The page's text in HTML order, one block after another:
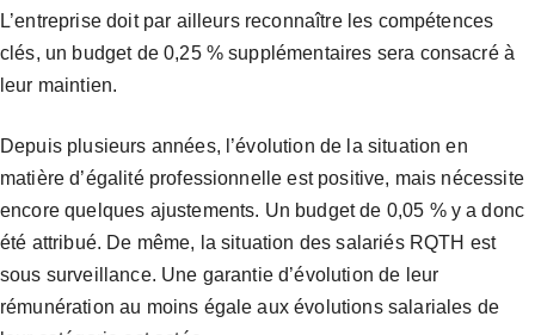
L’entreprise doit par ailleurs reconnaître les compétences
clés, un budget de 0,25 % supplémentaires sera consacré à
leur maintien.
Depuis plusieurs années, l’évolution de la situation en
matière d’égalité professionnelle est positive, mais nécessite
encore quelques ajustements. Un budget de 0,05 % y a donc
été attribué. De même, la situation des salariés RQTH est
sous surveillance. Une garantie d’évolution de leur
rémunération au moins égale aux évolutions salariales de